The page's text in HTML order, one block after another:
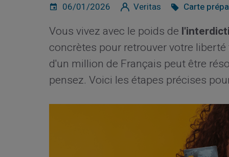
06/01/2026 Veritas Carte
Vous vivez avec le poids de
concrètes pour retrouver votre
d'un million de Français peut être
pensez. Voici les étapes précises